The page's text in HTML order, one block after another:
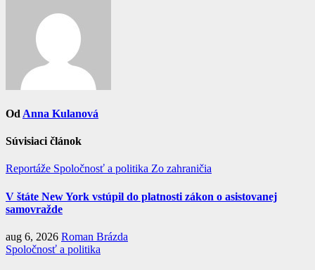
Od Anna Kulanová
Súvisiaci článok
Reportáže Spoločnosť a politika Zo zahraničia
V štáte New York vstúpil do platnosti zákon o asistovanej
samovražde
aug 6, 2026 Roman Brázda
Spoločnosť a politika